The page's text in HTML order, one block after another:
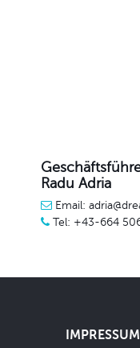
Radu Adria
Email:
Tel: +43-664